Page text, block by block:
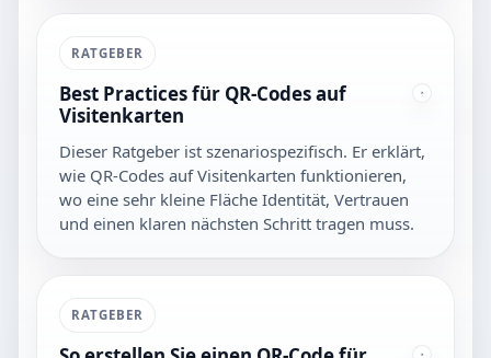
RATGEBER
Best Practices für QR-Codes auf
Visitenkarten
Dieser Ratgeber ist szenariospezifisch. Er erklärt,
wie QR-Codes auf Visitenkarten funktionieren,
wo eine sehr kleine Fläche Identität, Vertrauen
und einen klaren nächsten Schritt tragen muss.
RATGEBER